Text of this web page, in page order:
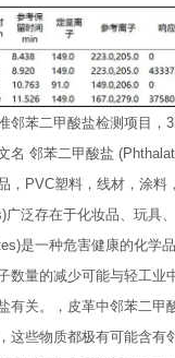
邻苯二甲酸盐检测项目，
名 邻苯二甲酸盐
，PVC塑料，线材，涂料
广泛存在于化妆品、玩具
是一种危害健康的化学
数量的减少可能与轻工业
有关。，皮革中邻苯二甲
这些物质都极有可能含有